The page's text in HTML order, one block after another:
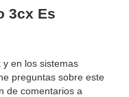
3cx Es
en los sistemas
preguntas sobre este
de comentarios a